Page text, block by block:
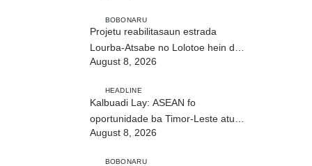
BOBONARU
Projetu reabilitasaun estrada
Lourba-Atsabe no Lolotoe hein de’it
vistu tribunál
August 8, 2026
HEADLINE
Kalbuadi Lay: ASEAN fo
oportunidade ba Timor-Leste atu
aselera transformasaun ekonómika
August 8, 2026
BOBONARU